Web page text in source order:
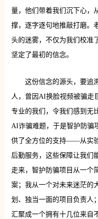
量，他们带着我们沉下心，
撑，逐字逐句地推敲打磨。
头的迷雾，不仅为我们校准
坚定了最初的信念。
这份信念的源头，要追
人，曾因AI换脸视频被骗走
专业的我们，令我们感到无
AI诈骗难题，于是智护防骗
供了全方位的支持——从实
后勤服务，这些保障让我们
走来，智护防骗项目从一个
案；我从一个对未来迷茫的
划、独当一面的项目负责人
汇聚成一个拥有十几位来自